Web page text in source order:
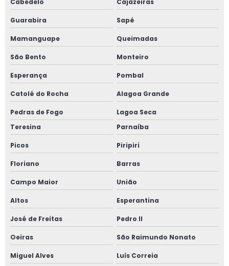
Cabedelo Cajazeiras
Guarabira Sapé
Mamanguape Queimadas
São Bento Monteiro
Esperança Pombal
Catolé do Rocha Alagoa Grande
Pedras de Fogo
Lagoa Seca
Teresina
Parnaíba
Picos Piripiri
Floriano Barras
Campo Maior União
Altos Esperantina
José de Freitas Pedro II
Oeiras São Raimundo Nonato
Miguel Alves Luís Correia